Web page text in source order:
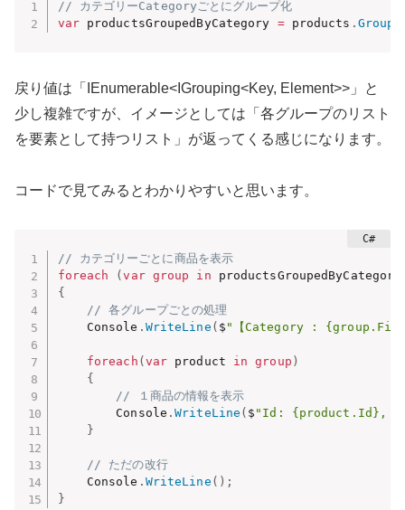
// カテゴリーCategoryごとにグループ化
var productsGroupedByCategory = products .
戻り値は「IEnumerable<IGrouping<Key, Element>>」と
少し複雑ですが、イメージとしては「各グループのリスト
を要素として持つリスト」が返ってくる感じになります。
コードで見てみるとわかりやすいと思います。
// カテゴリーごとに商品を表示
foreach
(var group in productsGroupedByCategory
{
// 各グループごとの処理
    Console
. WriteLine ( $ "【Category :
foreach ( var product in group )
{
// １商品の情報を表示
        Console
.WriteLine ( $ "Id: {product.Id},
}
// ただの改行
    Console
. WriteLine ( ) ;
}